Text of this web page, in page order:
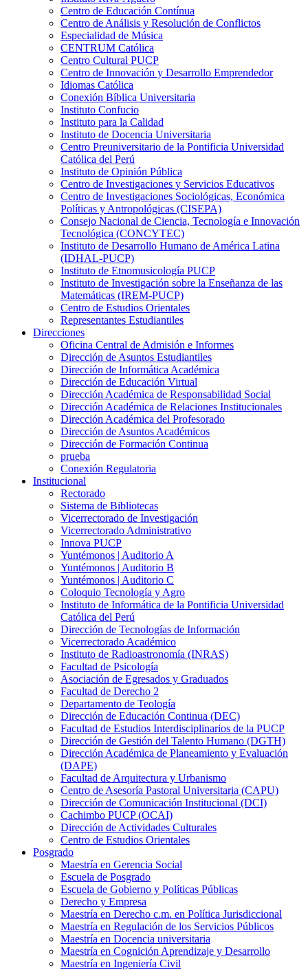
Centro de Educación Contínua
Centro de Análisis y Resolución de Conflictos
Especialidad de Música
CENTRUM Católica
Centro Cultural PUCP
Centro de Innovación y Desarrollo Emprendedor
Idiomas Católica
Conexión Bíblica Universitaria
Instituto Confucio
Instituto para la Calidad
Instituto de Docencia Universitaria
Centro Preuniversitario de la Pontificia Universidad
Católica del Perú
Instituto de Opinión Pública
Centro de Investigaciones y Servicios Educativos
Centro de Investigaciones Sociológicas, Económica
Políticas y Antropológicas (CISEPA)
Consejo Nacional de Ciencia, Tecnología e Innovación
Tecnológica (CONCYTEC)
Instituto de Desarrollo Humano de América Latina
(IDHAL-PUCP)
Instituto de Etnomusicología PUCP
Instituto de Investigación sobre la Enseñanza de las
Matemáticas (IREM-PUCP)
Centro de Estudios Orientales
Representantes Estudiantiles
Direcciones
Oficina Central de Admisión e Informes
Dirección de Asuntos Estudiantiles
Dirección de Informática Académica
Dirección de Educación Virtual
Dirección Académica de Responsabilidad Social
Dirección Académica de Relaciones Institucionales
Dirección Académica del Profesorado
Dirección de Asuntos Académicos
Dirección de Formación Continua
prueba
Conexión Regulatoria
Institucional
Rectorado
Sistema de Bibliotecas
Vicerrectorado de Investigación
Vicerrectorado Administrativo
Innova PUCP
Yuntémonos | Auditorio A
Yuntémonos | Auditorio B
Yuntémonos | Auditorio C
Coloquio Tecnología y Agro
Instituto de Informática de la Pontificia Universidad
Católica del Perú
Dirección de Tecnologías de Información
Vicerrectorado Académico
Instituto de Radioastronomía (INRAS)
Facultad de Psicología
Asociación de Egresados y Graduados
Facultad de Derecho 2
Departamento de Teología
Dirección de Educación Continua (DEC)
Facultad de Estudios Interdisciplinarios de la PUCP
Dirección de Gestión del Talento Humano (DGTH)
Dirección Académica de Planeamiento y Evaluación
(DAPE)
Facultad de Arquitectura y Urbanismo
Centro de Asesoría Pastoral Universitaria (CAPU)
Dirección de Comunicación Institucional (DCI)
Cachimbo PUCP (OCAI)
Dirección de Actividades Culturales
Centro de Estudios Orientales
Posgrado
Maestría en Gerencia Social
Escuela de Posgrado
Escuela de Gobierno y Políticas Públicas
Derecho y Empresa
Maestría en Derecho c.m. en Política Jurisdiccional
Maestría en Regulación de los Servicios Públicos
Maestría en Docencia universitaria
Maestría en Cognición Aprendizaje y Desarrollo
Maestría en Ingeniería Civil